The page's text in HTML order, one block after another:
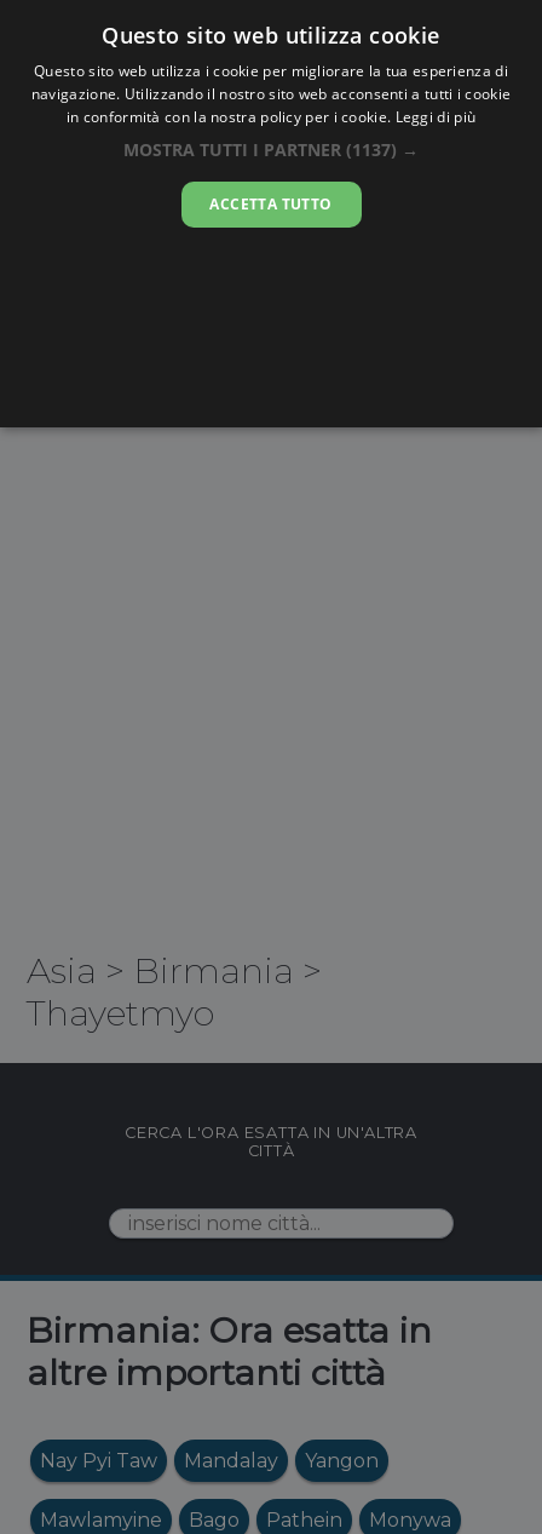
Oraesatta.co
Ora EsattaThayetmyo
19:58:17
Asia > Birmania >
Thayetmyo
CERCA L'ORA ESATTA IN UN'ALTRA
CITTÀ
Birmania: Ora esatta in
altre importanti città
Nay Pyi Taw Mandalay Yangon
Mawlamyine Bago Pathein Monywa
Questo sito web utilizza cookie
Questo sito web utilizza i cookie per migliorare la tua esperienza di
navigazione. Utilizzando il nostro sito web acconsenti a tutti i cookie
in conformità con la nostra policy per i cookie. Leggi di più
MOSTRA TUTTI I PARTNER (1137) →
ACCETTA TUTTO